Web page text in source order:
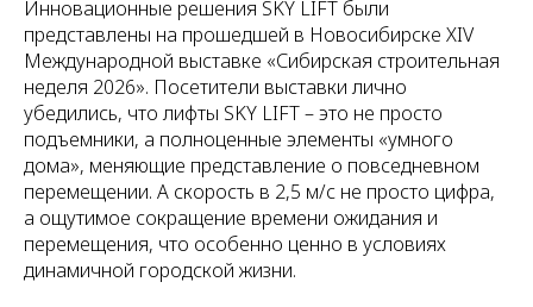
Инновационные решения SKY LIFT были
представлены на прошедшей в Новосибирске XIV
Международной выставке «Сибирская строительная
неделя 2026». Посетители выставки лично
убедились, что лифты SKY LIFT – это не просто
подъемники, а полноценные элементы «умного
дома», меняющие представление о повседневном
перемещении. А скорость в 2,5 м/с не просто цифра,
а ощутимое сокращение времени ожидания и
перемещения, что особенно ценно в условиях
динамичной городской жизни.